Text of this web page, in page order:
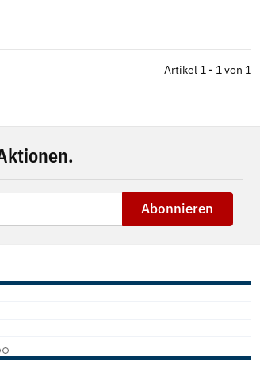
Artikel 1 - 1 von 1
Abonnieren